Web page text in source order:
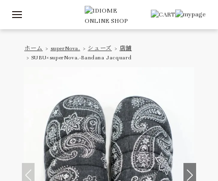
ホーム > superNova. > シューズ > 店舗
> SUBU×superNova.-Bandana Jacquard